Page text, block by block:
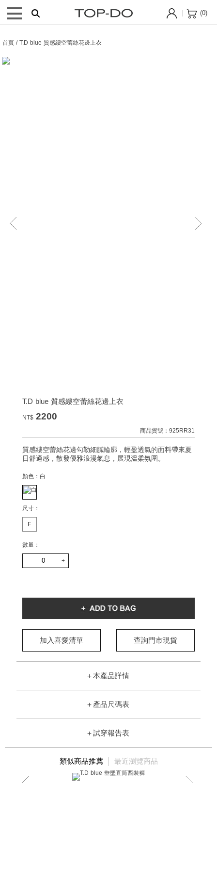
(0)
首頁 / T.D blue 質感縷空蕾絲花邊上衣
T.D blue 質感縷空蕾絲花邊上衣
NT$ 2200
商品貨號：925RR31
質感縷空蕾絲花邊勾勒細膩輪廓，輕盈透氣的面料帶來夏
日舒適感，散發優雅浪漫氣息，展現溫柔氛圍。
顏色： 白
尺寸：
F
數量：
- +
加入喜愛清單 查詢門市現貨
＋本產品詳情
＋ 產品尺碼表
＋試穿報告表
類似商品推薦 最近瀏覽商品